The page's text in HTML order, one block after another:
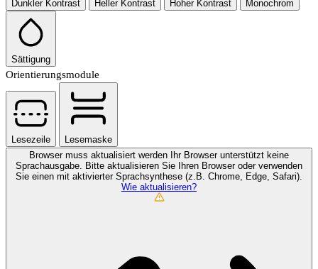
Dunkler Kontrast Heller Kontrast Hoher Kontrast Monochrom
Sättigung
Orientierungsmodule
Lesezeile
Lesemaske
Browser muss aktualisiert werden
Ihr Browser unterstützt keine
Sprachausgabe. Bitte aktualisieren Sie Ihren Browser oder verwenden
Sie einen mit aktivierter Sprachsynthese (z.B. Chrome, Edge, Safari).
Wie aktualisieren?